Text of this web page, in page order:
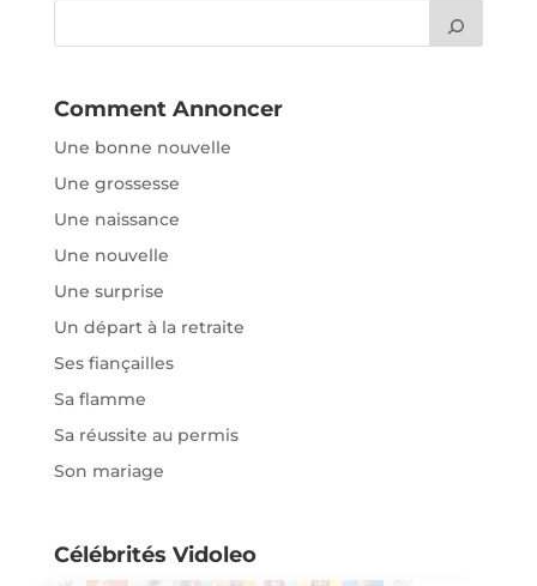
Comment Annoncer
Une bonne nouvelle
Une grossesse
Une naissance
Une nouvelle
Une surprise
Un départ à la retraite
Ses fiançailles
Sa flamme
Sa réussite au permis
Son mariage
Célébrités Vidoleo